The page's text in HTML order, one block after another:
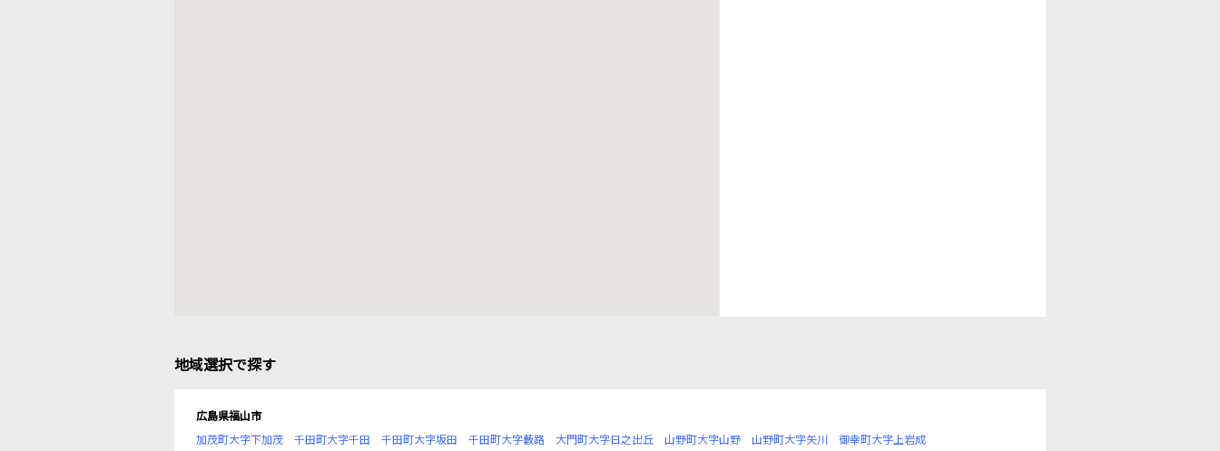
地域選択で探す
広島県福山市
加茂町大字下加茂
千田町大字千田 千田町大字坂田 千田町大字藪路 大門町大字日之出丘 山野町大字山野 山野町大字矢川
御幸町大字上岩成